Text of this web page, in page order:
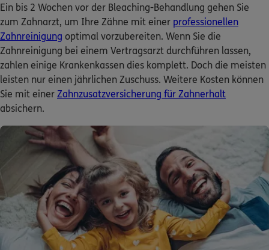
Ein bis 2 Wochen vor der Bleaching-Behandlung gehen Sie
zum Zahnarzt, um Ihre Zähne mit einer professionellen
Zahnreinigung optimal vorzubereiten. Wenn Sie die
Zahnreinigung bei einem Vertragsarzt durchführen lassen,
zahlen einige Krankenkassen dies komplett. Doch die meisten
leisten nur einen jährlichen Zuschuss. Weitere Kosten können
Sie mit einer Zahnzusatzversicherung für Zahnerhalt
absichern.